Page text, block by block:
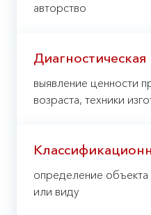
авторство
Диагностическая
выявление ценности
возраста, техники
определение объекта
или виду